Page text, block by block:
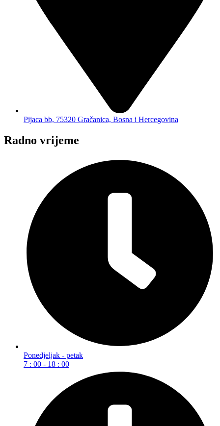
Pijaca bb, 75320 Gračanica, Bosna i Hercegovina
Radno vrijeme
Ponedjeljak - petak
7 : 00 - 18 : 00